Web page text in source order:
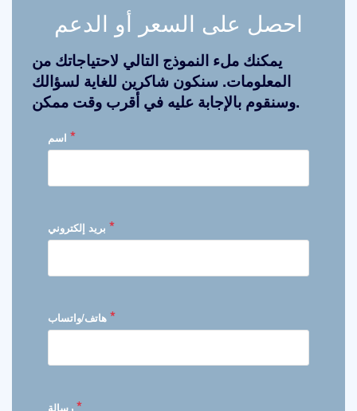
احصل على السعر أو الدعم
يمكنك ملء النموذج التالي لاحتياجاتك من
المعلومات. سنكون شاكرين للغاية لسؤالك
وسنقوم بالإجابة عليه في أقرب وقت ممكن.
*
*
*
*